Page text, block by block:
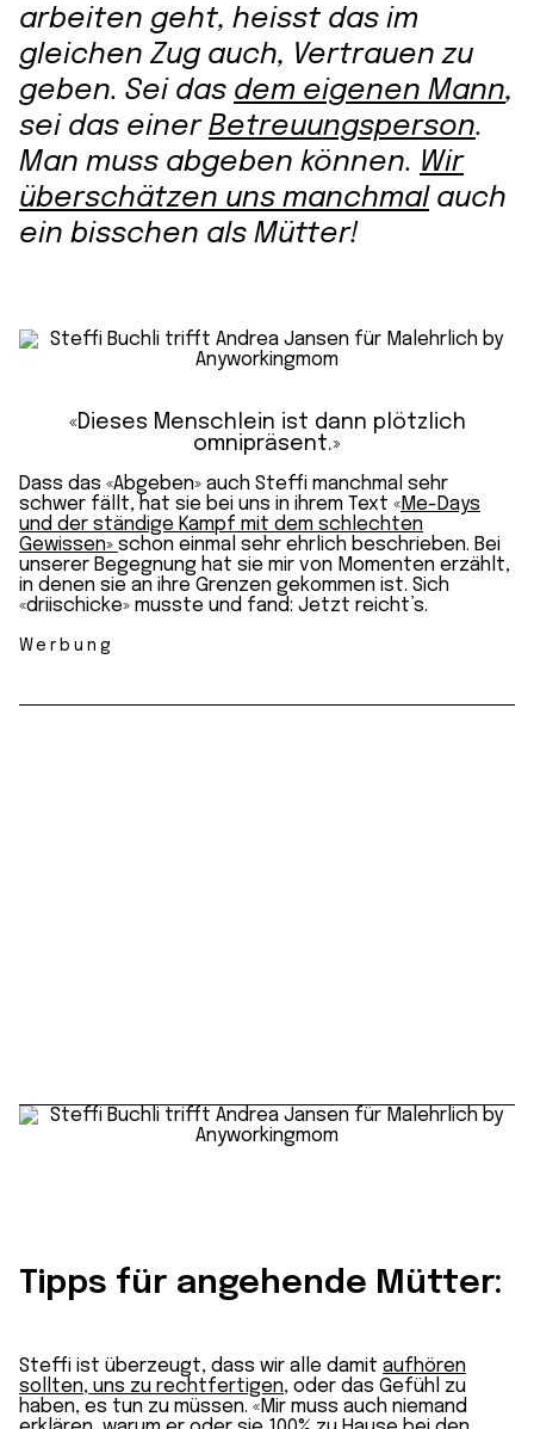
arbeiten geht, heisst das im
gleichen Zug auch, Vertrauen zu
geben. Sei das dem eigenen Mann,
sei das einer Betreuungsperson.
Man muss abgeben können. Wir
überschätzen uns manchmalauch
ein bisschen als Mütter!
«Dieses Menschlein ist dann plötzlich
omnipräsent.»
Dass das «Abgeben» auch Steffi manchmal sehr
schwer fällt, hat sie bei uns in ihrem Text «Me-Days
und der ständige Kampf mit dem schlechten
Gewissen» schon einmal sehr ehrlich beschrieben. Bei
unserer Begegnung hat sie mir von Momenten erzählt,
in denen sie an ihre Grenzen gekommen ist. Sich
«driischicke» musste und fand: Jetzt reicht’s.
Werbung
Tipps für angehende Mütter:
Steffi ist überzeugt, dass wir alle damit aufhören
sollten, uns zu rechtfertigen, oder das Gefühl zu
haben, es tun zu müssen. «Mir muss auch niemand